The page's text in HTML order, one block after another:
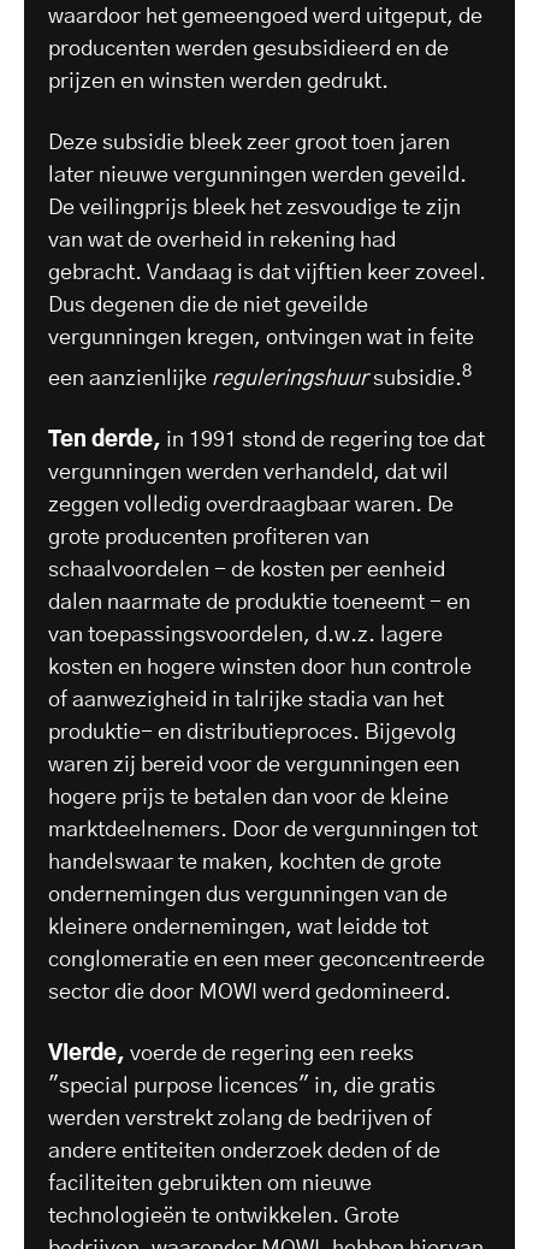
waardoor het gemeengoed werd uitgeput, de
producenten werden gesubsidieerd en de
prijzen en winsten werden gedrukt.
Deze subsidie bleek zeer groot toen jaren
later nieuwe vergunningen werden geveild.
De veilingprijs bleek het zesvoudige te zijn
van wat de overheid in rekening had
gebracht. Vandaag is dat vijftien keer zoveel.
Dus degenen die de niet geveilde
vergunningen kregen, ontvingen wat in feite
een aanzienlijke reguleringshuursubsidie.8
Ten derde, in 1991 stond de regering toe dat
vergunningen werden verhandeld, dat wil
zeggen volledig overdraagbaar waren. De
grote producenten profiteren van
schaalvoordelen - de kosten per eenheid
dalen naarmate de produktie toeneemt - en
van toepassingsvoordelen, d.w.z. lagere
kosten en hogere winsten door hun controle
of aanwezigheid in talrijke stadia van het
produktie- en distributieproces. Bijgevolg
waren zij bereid voor de vergunningen een
hogere prijs te betalen dan voor de kleine
marktdeelnemers. Door de vergunningen tot
handelswaar te maken, kochten de grote
ondernemingen dus vergunningen van de
kleinere ondernemingen, wat leidde tot
conglomeratie en een meer geconcentreerde
sector die door MOWI werd gedomineerd.
Vierde, voerde de regering een reeks
"special purpose licences" in, die gratis
werden verstrekt zolang de bedrijven of
andere entiteiten onderzoek deden of de
faciliteiten gebruikten om nieuwe
technologieën te ontwikkelen. Grote